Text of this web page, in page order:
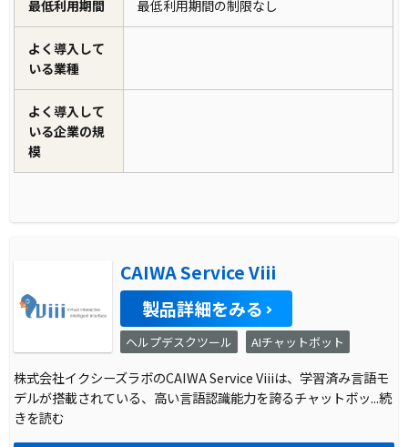
最低利用期間 最低利用期間の制限なし
よく導入して
いる業種
よく導入して
いる企業の規
模
CAIWA Service Viii
製品詳細をみる
ヘルプデスクツール AIチャットボット
株式会社イクシーズラボのCAIWA Service Viiiは、学習済み言語モ
デルが搭載されている、高い言語認識能力を誇るチャットボッ...続
きを読む